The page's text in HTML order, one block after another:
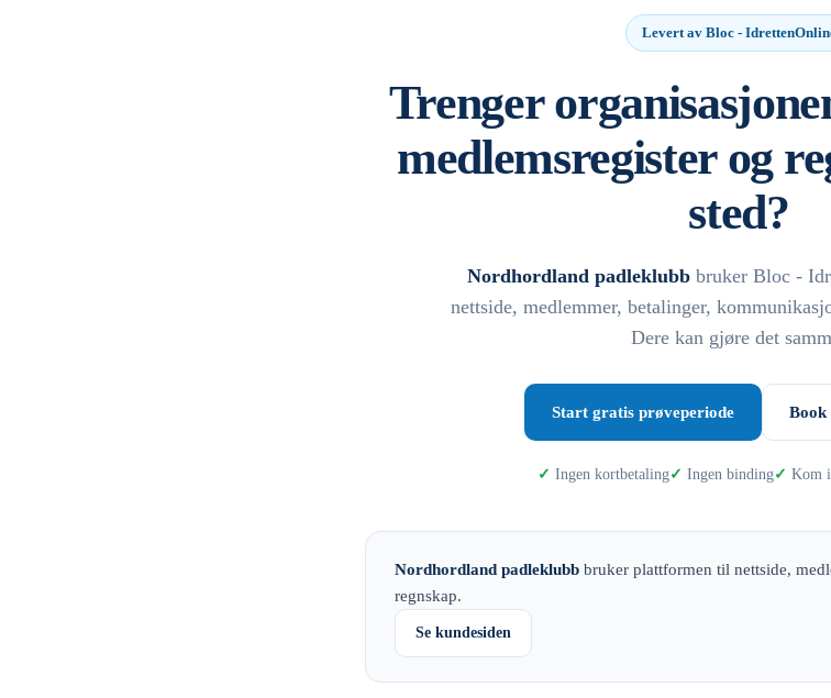
Levert av Bloc -
Trenger
medlemsregister og
sted?
Nordhordland padleklubbbruker Bloc -
nettside, medlemmer, betalinger,
Dere kan gjøre det
Start gratis prøveperiode Book
Ingen kortbetaling Ingen binding Kom
Nordhordland padleklubb bruker plattformen til nettside,
regnskap.
Se kundesiden